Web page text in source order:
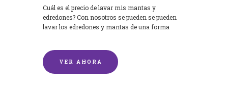
Cuál es el precio de lavar mis mantas y
edredones? Con nosotros se pueden se pueden
lavar los edredones y mantas de una forma
VER AHORA